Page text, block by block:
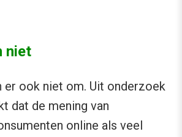
niet
er ook niet om. Uit onderzoek
dat de mening van
online als veel